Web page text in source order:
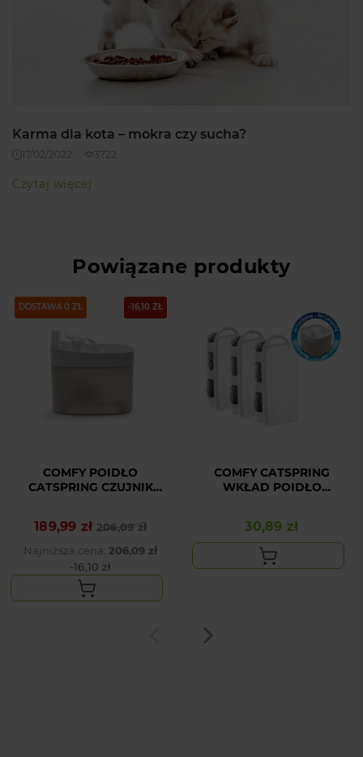
Karma dla kota – mokra czy sucha?
17/02/2022 3722
Czytaj więcej
Powiązane produkty
-16,10 ZŁ
DOSTAWA 0 ZŁ
COMFY POIDŁO
CATSPRING CZUJNIK
Cena podstawowa
206,09 zł
Cena
189,99 zł
Najniższa cena: 206,09 zł
-16,10 zł
COMFY CATSPRING
WKŁAD POIDŁO
Cena
30,89 zł